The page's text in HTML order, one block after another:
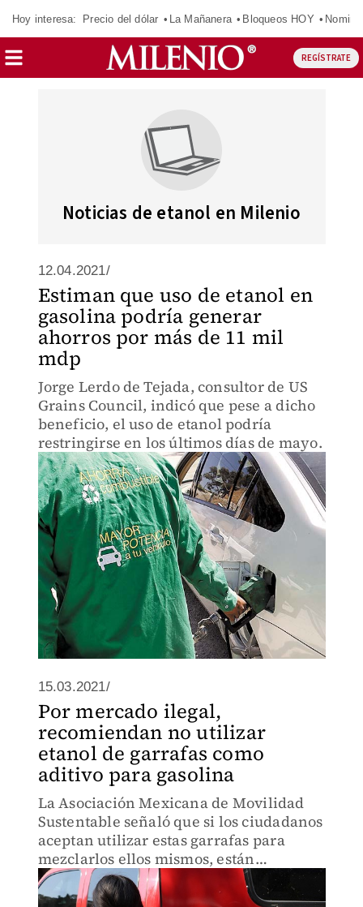
Hoy interesa: Precio del dólar La Mañanera Bloqueos HOY
REGÍSTRATE
Noticias de etanol en Milenio
12.04.2021/
Estiman que uso de etanol en
gasolina podría generar
ahorros por más de 11 mil
mdp
Jorge Lerdo de Tejada, consultor de US
Grains Council, indicó que pese a dicho
beneficio, el uso de etanol podría
restringirse en los últimos días de mayo.
15.03.2021/
Por mercado ilegal,
recomiendan no utilizar
etanol de garrafas como
aditivo para gasolina
La Asociación Mexicana de Movilidad
Sustentable señaló que si los ciudadanos
aceptan utilizar estas garrafas para
mezclarlos ellos mismos, están
corriendo un enorme riesgo porque no
saben que están mezclando.